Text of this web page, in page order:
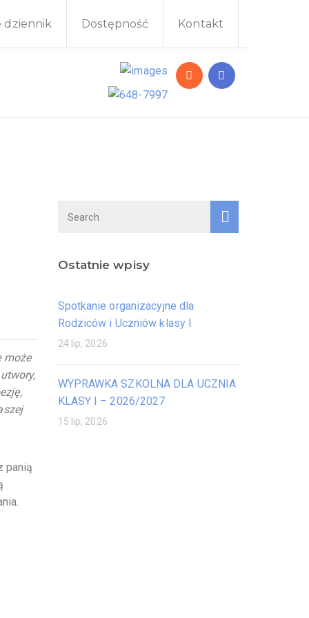
dziennik Dostępność Kontakt
może
panią
Ostatnie wpisy
Spotkanie organizacyjne dla
Rodziców i Uczniów klasy I
24 lip, 2026
WYPRAWKA SZKOLNA DLA UCZNIA
KLASY I – 2026/2027
15 lip, 2026